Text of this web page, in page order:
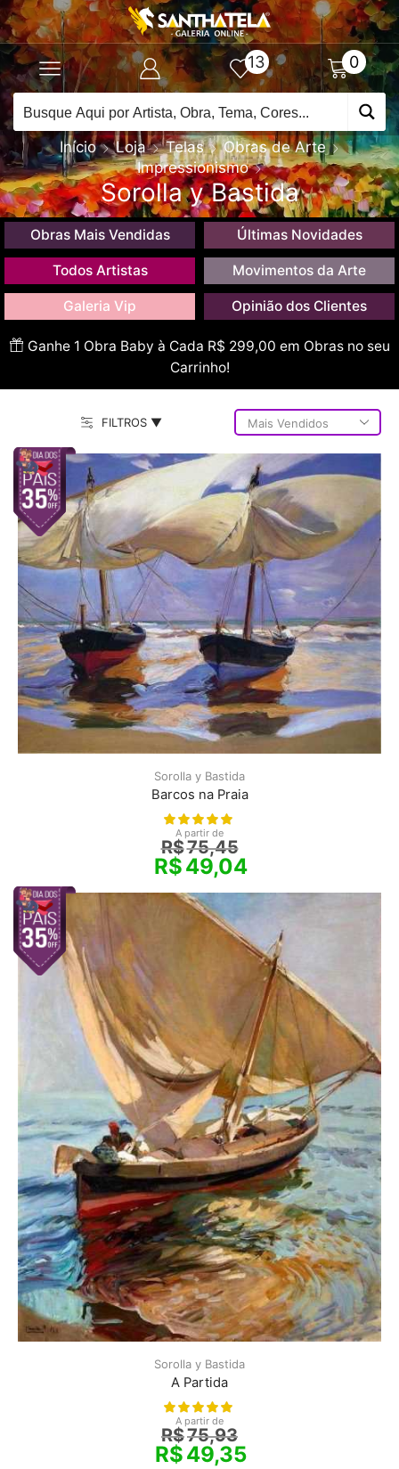
13 0
Início Loja Telas
Obras de Arte
Impressionismo
Sorolla y Bastida
Obras Mais Vendidas Últimas Novidades
Todos Artistas Movimentos da Arte
Galeria Vip Opinião dos Clientes
Ganhe 1 Obra Baby à Cada R$ 299,00 em Obras no seu
Carrinho!
FILTROS ▼
Sorolla y Bastida
Barcos na Praia
A partir de
R$75,45
R$49,04
Sorolla y Bastida
A Partida
A partir de
R$75,93
R$49,35